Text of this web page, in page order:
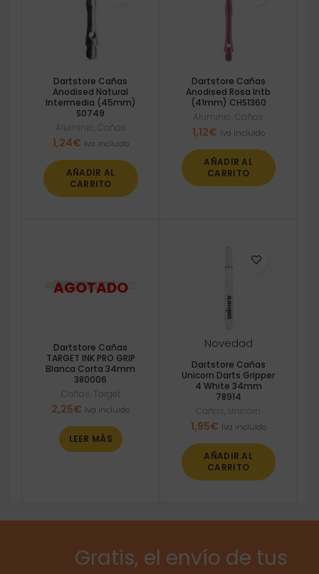
Dartstore Cañas
Anodised Natural
Intermedia (45mm)
S0749
Aluminio Cañas
1,24€ Iva incluido
AÑADIR AL
CARRITO
Dartstore Cañas
Anodised Rosa Intb
(41mm) CHS1360
Aluminio ,Cañas
1,12€ Iva incluido
AÑADIR AL
CARRITO
Dartstore Cañas
TARGET INK PRO GRIP
Blanca Corta 34mm
380006
Cañas Target
2,25€ Iva incluido
LEER MÁS
Novedad
Dartstore Cañas
Unicorn Darts Gripper
4 White 34mm
78914
Cañas Unicorn
1,95€ Iva incluido
AÑADIR AL
CARRITO
Gratis, el envío de tus